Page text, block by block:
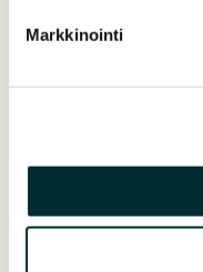
Markkinointi